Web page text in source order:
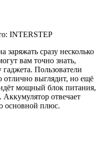
заряжать сразу несколько
вам точно знать,
гаджета. Пользователи
отлично выглядит, но ещё
мощный блок питания,
Аккумулятор отвечает
основной плюс.